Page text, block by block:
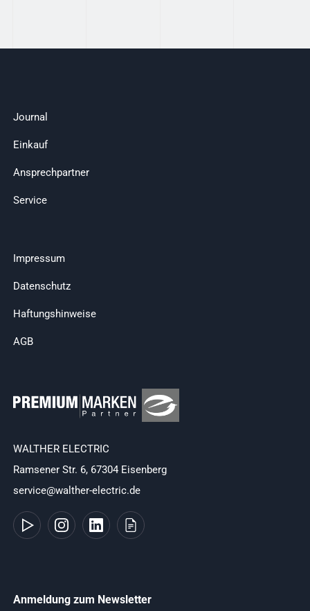
Journal
Einkauf
Ansprechpartner
Service
Impressum
Datenschutz
Haftungshinweise
AGB
WALTHER ELECTRIC
Ramsener Str. 6, 67304 Eisenberg
service@walther-electric.de
Anmeldung zum Newsletter